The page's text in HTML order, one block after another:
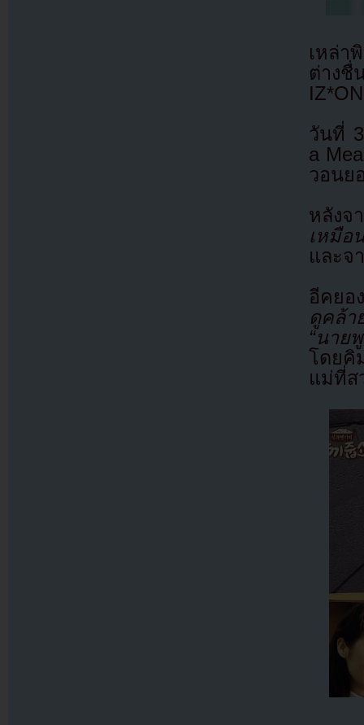
เหล่า
ต่างชื่
วันที่
a
วอนย
หลังจ
เหมือ
และจ
อีคยอ
ดูคล้า
“นาย
โดยคิ
แม่ที่ส